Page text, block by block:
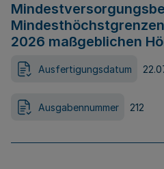
2026 maßgeblichen
Ausfertigungsdatum
Ausgabennummer 212